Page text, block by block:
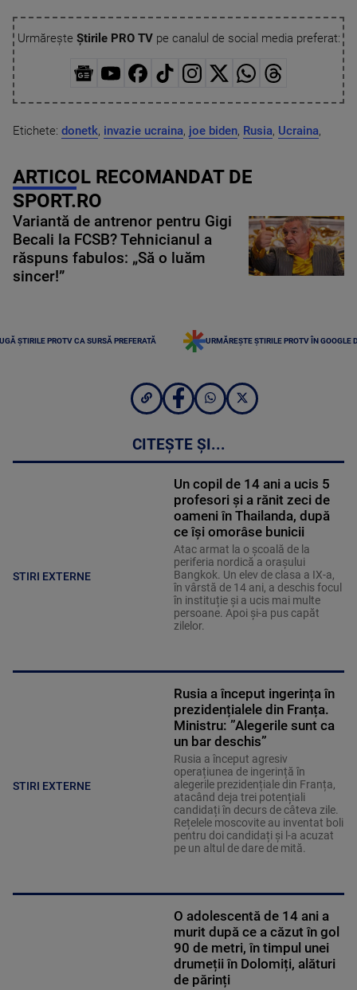
Urmărește Știrile PRO TVpe canalul de social media preferat:
Etichete: donetk, invazie ucraina, joe biden, Rusia, Ucraina,
ARTICOL RECOMANDAT DE
SPORT.RO
Variantă de antrenor pentru Gigi
Becali la FCSB? Tehnicianul a
răspuns fabulos: „Să o luăm
sincer!”
ȘTIRILE PROTV CA SURSĂ PREFERATĂ URMĂREȘTE ȘTIRILE PROTV ÎN GOOGLE
CITEȘTE ȘI...
STIRI EXTERNE
Un copil de 14 ani a ucis 5
profesori și a rănit zeci de
oameni în Thailanda, după
ce își omorâse bunicii
Atac armat la o școală de la
periferia nordică a orașului
Bangkok. Un elev de clasa a IX-a,
în vârstă de 14 ani, a deschis focul
în instituție și a ucis mai multe
persoane. Apoi și-a pus capăt
zilelor.
STIRI EXTERNE
Rusia a început ingerința în
prezidențialele din Franța.
Ministru: ”Alegerile sunt ca
un bar deschis”
Rusia a început agresiv
operațiunea de ingerință în
alegerile prezidențiale din Franța,
atacând deja trei potențiali
candidați în decurs de câteva zile.
Rețelele moscovite au inventat boli
pentru doi candidați și l-a acuzat
pe un altul de dare de mită.
O adolescentă de 14 ani a
murit după ce a căzut în gol
90 de metri, în timpul unei
drumeții în Dolomiți, alături
de părinți